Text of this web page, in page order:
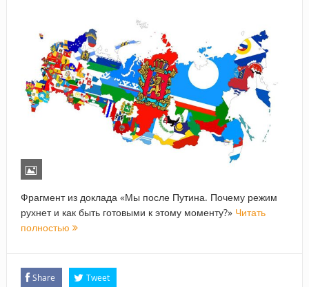
Фрагмент из доклада «Мы после Путина. Почему режим
рухнет и как быть готовыми к этому моменту?» Читать
полностью
Share Tweet